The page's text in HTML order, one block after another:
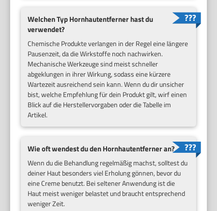
Welchen Typ Hornhautentferner hast du
verwendet?
Chemische Produkte verlangen in der Regel eine längere
Pausenzeit, da die Wirkstoffe noch nachwirken.
Mechanische Werkzeuge sind meist schneller
abgeklungen in ihrer Wirkung, sodass eine kürzere
Wartezeit ausreichend sein kann. Wenn du dir unsicher
bist, welche Empfehlung für dein Produkt gilt, wirf einen
Blick auf die Herstellervorgaben oder die Tabelle im
Artikel.
Wie oft wendest du den Hornhautentferner an?
Wenn du die Behandlung regelmäßig machst, solltest du
deiner Haut besonders viel Erholung gönnen, bevor du
eine Creme benutzt. Bei seltener Anwendung ist die
Haut meist weniger belastet und braucht entsprechend
weniger Zeit.